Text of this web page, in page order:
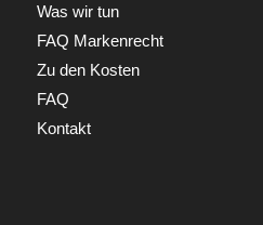
Was wir tun
FAQ Markenrecht
Zu den Kosten
FAQ
Kontakt